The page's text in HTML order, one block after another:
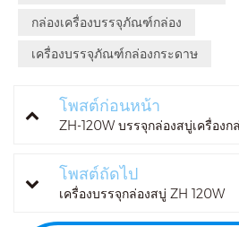
กล่องเครื่องบรรจุภัณฑ์กล่อง
เครื่องบรรจุภัณฑ์กล่องกระดาษ
โพสต์ก่อนหน้า
ZH-120W บรรจุกล่องสบู่เครื่องก
โพสต์ถัดไป
เครื่องบรรจุกล่องสบู่ ZH 120W